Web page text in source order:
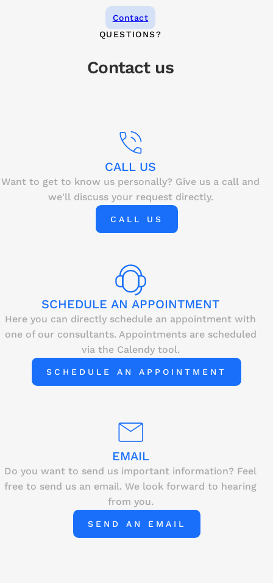
Contact
QUESTIONS?
Contact us
CALL US
Want to get to know us personally? Give us a call and
we'll discuss your request directly.
CALL US
SCHEDULE AN APPOINTMENT
Here you can directly schedule an appointment with
one of our consultants. Appointments are scheduled
via the Calendy tool.
SCHEDULE AN APPOINTMENT
EMAIL
Do you want to send us important information? Feel
free to send us an email. We look forward to hearing
from you.
SEND AN EMAIL